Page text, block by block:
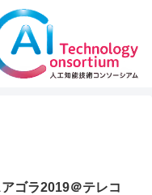
ゴラ2019＠テレコ